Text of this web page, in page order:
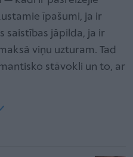
īpašumi, ja ir
saistības jāpilda, ja ir
viņu uzturam. Tad
stāvokli un to, ar